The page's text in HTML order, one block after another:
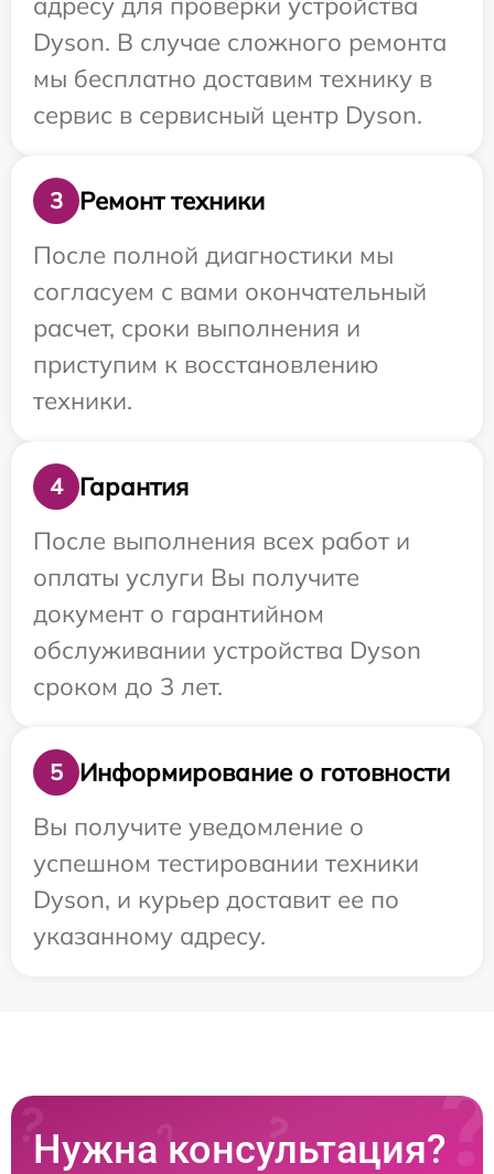
Dyson. В случае сложного ремонта
мы бесплатно доставим технику в
сервис в сервисный центр Dyson.
3
Ремонт техники
После полной диагностики мы
согласуем с вами окончательный
расчет, сроки выполнения и
приступим к восстановлению
техники.
4
Гарантия
После выполнения всех работ и
оплаты услуги Вы получите
документ о гарантийном
обслуживании устройства Dyson
сроком до 3 лет.
5
Информирование о готовности
Вы получите уведомление о
успешном тестировании техники
Dyson, и курьер доставит ее по
указанному адресу.
Нужна консультация?